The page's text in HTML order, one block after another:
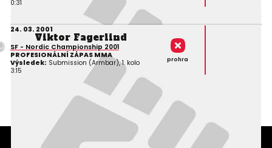
0:31
24. 03. 2001
Viktor Fagerlind
SF - Nordic Championship 2001
PROFESIONÁLNÍ ZÁPAS MMA
Výsledek: Submission (Armbar), 1. kolo
3:15
prohra